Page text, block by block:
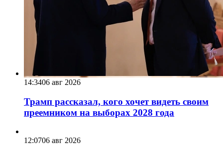
14:3406 авг 2026
Трамп рассказал, кого хочет видеть своим
преемником на выборах 2028 года
12:0706 авг 2026